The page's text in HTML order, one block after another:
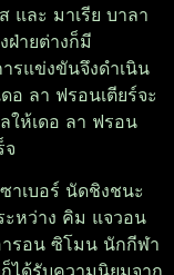
และ มาเรีย บาลา
ายต่างก็มี
รแข่งขันจึงดำเนิน
อ ลา ฟรอนเตียร์จะ
ให้เดอ ลา ฟรอน
จ
าเบอร์ นัดชิงชนะ
ะหว่าง คิม แจวอน
รอน ซิโมน นักกีฬา